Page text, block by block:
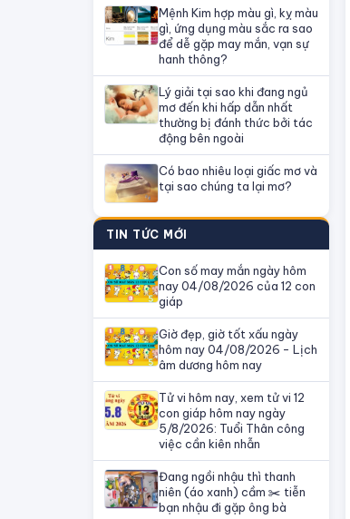
Mệnh Kim hợp màu gì, kỵ màu
gì, ứng dụng màu sắc ra sao
để dễ gặp may mắn, vạn sự
hanh thông?
Lý giải tại sao khi đang ngủ
mơ đến khi hấp dẫn nhất
thường bị đánh thức bởi tác
động bên ngoài
Có bao nhiêu loại giấc mơ và
tại sao chúng ta lại mơ?
TIN TỨC MỚI
Con số may mắn ngày hôm
nay 04/08/2026 của 12 con
giáp
Giờ đẹp, giờ tốt xấu ngày
hôm nay 04/08/2026 - Lịch
âm dương hôm nay
Tử vi hôm nay, xem tử vi 12
con giáp hôm nay ngày
5/8/2026: Tuổi Thân công
việc cần kiên nhẫn
Đang ngồi nhậu thì thanh
niên (áo xanh) cầm ✂️ tiễn
bạn nhậu đi gặp ông bà